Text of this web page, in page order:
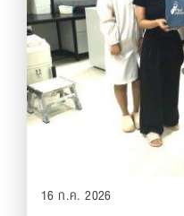
16 ก.ค. 2026